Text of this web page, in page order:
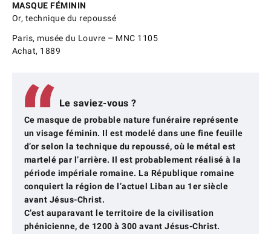
MASQUE FÉMININ
Or, technique du repoussé
Paris, musée du Louvre – MNC 1105
Achat, 1889
Le saviez-vous ?
Ce masque de probable nature funéraire représente
un visage féminin. Il est modelé dans une fine feuille
d’or selon la technique du repoussé, où le métal est
martelé par l’arrière. Il est probablement réalisé à la
période impériale romaine. La République romaine
conquiert la région de l’actuel Liban au 1er siècle
avant Jésus-Christ.
C’est auparavant le territoire de la civilisation
phénicienne, de 1200 à 300 avant Jésus-Christ.